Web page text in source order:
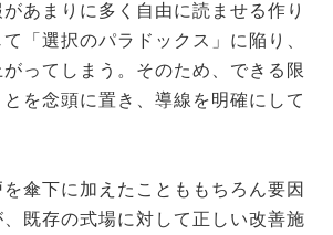
あまりに多く自由に読ませる作り
「選択のパラドックス」に陥り、
ってしまう。そのため、できる限
を念頭に置き、導線を明確にして
傘下に加えたことももちろん要因
既存の式場に対して正しい改善施